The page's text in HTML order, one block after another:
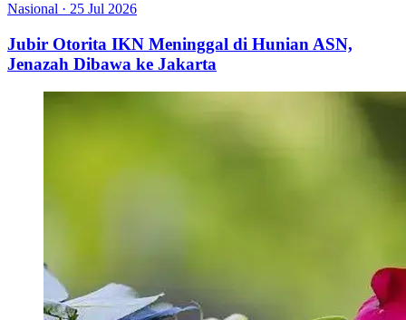
Nasional · 25 Jul 2026
Jubir Otorita IKN Meninggal di Hunian ASN,
Jenazah Dibawa ke Jakarta